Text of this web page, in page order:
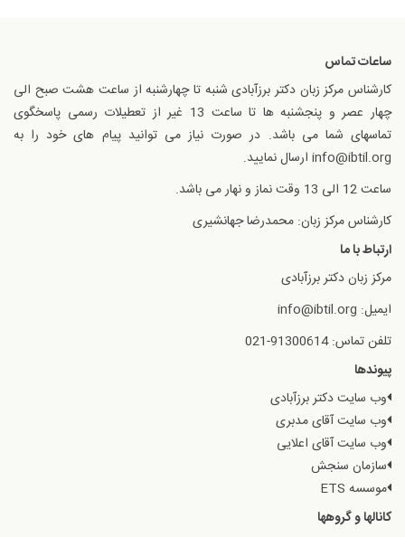
ساعات تماس
کارشناس مرکز زبان دکتر برزآبادی شنبه تا چهارشنبه از ساعت هشت صبح الی
چهار عصر و پنجشنبه ها تا ساعت 13 غیر از تعطیلات رسمی پاسخگوی
تماسهای شما می باشد. در صورت نیاز می توانید پیام های خود را به
info@ibtil.org ارسال نمایید.
ساعت 12 الی 13 وقت نماز و نهار می باشد.
کارشناس مرکز زبان: محمدرضا جهانشیری
ارتباط با ما
مرکز زبان دکتر برزآبادی
ایمیل: info@ibtil.org
تلفن تماس: 91300614-021
پیوندها
وب سایت دکتر برزآبادی
وب سایت آقای مدبری
وب سایت آقای اعلایی
سازمان سنجش
موسسه ETS
کانالها و گروهها